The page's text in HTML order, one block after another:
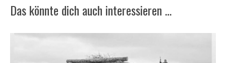
Das könnte dich auch interessieren …